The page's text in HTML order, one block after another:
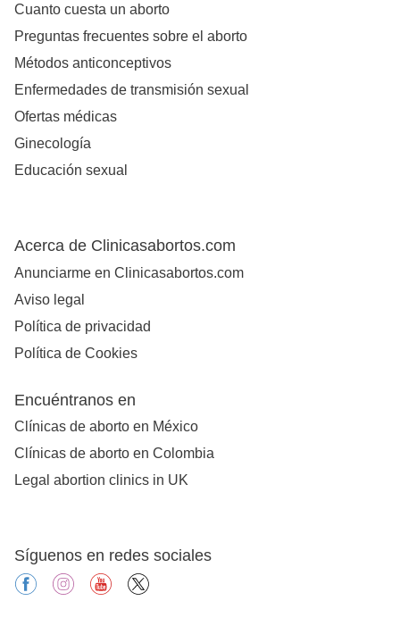
Cuanto cuesta un aborto
Preguntas frecuentes sobre el aborto
Métodos anticonceptivos
Enfermedades de transmisión sexual
Ofertas médicas
Ginecología
Educación sexual
Acerca de Clinicasabortos.com
Anunciarme en Clinicasabortos.com
Aviso legal
Política de privacidad
Política de Cookies
Encuéntranos en
Clínicas de aborto en México
Clínicas de aborto en Colombia
Legal abortion clinics in UK
Síguenos en redes sociales
facebookinstagramyoutube